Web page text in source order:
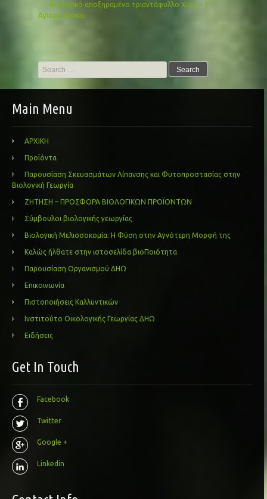
Βιολογικό αποξηραμένο τριαντάφυλλο Χίου – Τ’
Αγιοργούσικα
Search
for:
Main Menu
ΑΡΧΙΚΗ
Προϊόντα
Παρουσίαση Σκευασμάτων Λίπανσης και Φυτοπροστασίας στην
Βιολογική Γεωργία
ΖΗΤΗΣΗ – ΠΡΟΣΦΟΡΑ ΒΙΟΛΟΓΙΚΩΝ ΠΡΟΪΟΝΤΩΝ
Σύμβουλοι βιολογικής γεωργίας
Βιολογική Μελισσοκομία: Η Φύση στην Αγνότερη Μορφή της
Καλώς ήλθατε στην ιστοσελίδα βιοΠοιότητα
Παρουσίαση Οργανισμού ΔΗΩ
Επικοινωνία
Πιστοποιήσεις Καλλυντικών
Ινστιτούτο Οικολογικής Γεωργίας ΔΗΩ
Ειδήσεις
Get In Touch
Facebook
Twitter
Google +
Linkedin